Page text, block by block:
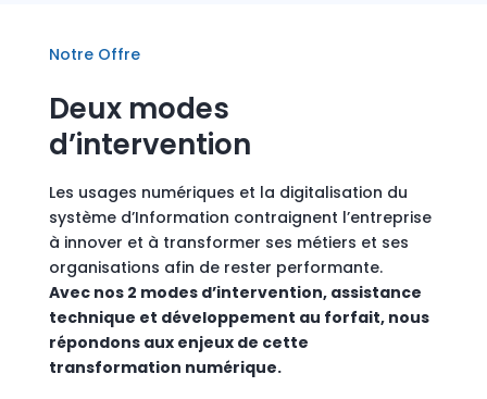
Notre Offre
Deux modes
d’intervention
Les usages numériques et la digitalisation du
système d’Information contraignent l’entreprise
à innover et à transformer ses métiers et ses
organisations afin de rester performante.
Avec nos 2 modes d’intervention, assistance
technique et développement au forfait, nous
répondons aux enjeux de cette
transformation numérique.